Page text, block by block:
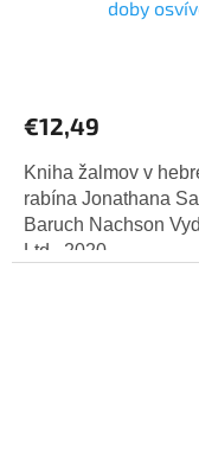
doby
€12,49
Kniha žalmov v
rabína Jonathana
Baruch Nachson
Ltd., 2020